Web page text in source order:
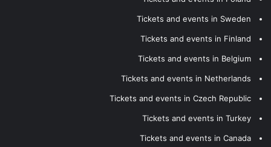
Tickets and events in Sweden
Tickets and events in Finland
Tickets and events in Belgium
Tickets and events in Netherlands
Tickets and events in Czech Republic
Tickets and events in Turkey
Tickets and events in Canada